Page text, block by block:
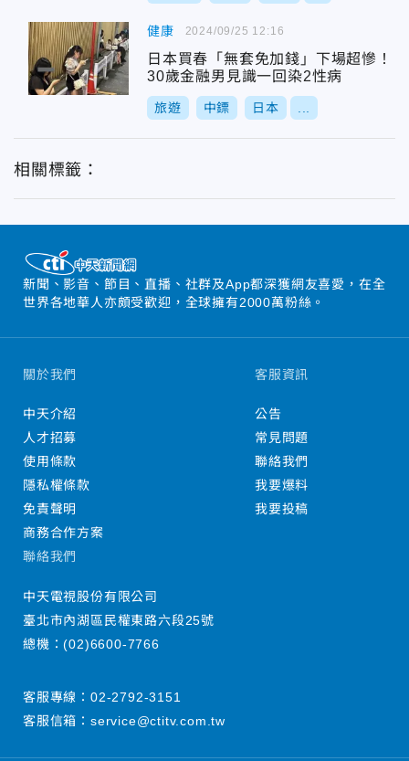
健康
日本買春「無套免加錢」下場超慘！
30歲金融男見識一回染2性病
旅遊 中鏢 日本
2024/09/25 12:16
相關標籤：
新聞、影音、節目、直播、社群及App都深獲網友喜愛，在全
世界各地華人亦頗受歡迎，全球擁有2000萬粉絲。
關於我們
中天介紹
人才招募
使用條款
隱私權條款
免責聲明
商務合作方案
客服資訊
公告
常見問題
聯絡我們
我要爆料
我要投稿
聯絡我們
中天電視股份有限公司
臺北市內湖區民權東路六段25號
總機：(02)6600-7766
客服專線： 02-2792-3151
客服信箱： service@ctitv.com.tw